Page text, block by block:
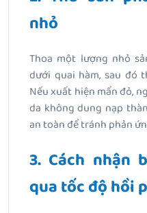
nhỏ
Thoa một lượng nhỏ
dưới quai hàm, sau đó
Nếu xuất hiện mẩn đỏ,
da không dung nạp
an toàn để tránh phản
3. Cách nhận
qua tốc độ hồi